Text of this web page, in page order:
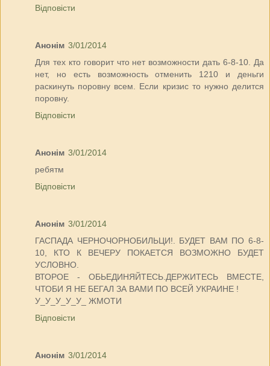
Відповісти
Анонім 3/01/2014
Для тех кто говорит что нет возможности дать 6-8-10. Да
нет, но есть возможность отменить 1210 и деньги
раскинуть поровну всем. Если кризис то нужно делится
поровну.
Відповісти
Анонім 3/01/2014
ребятм
Відповісти
Анонім 3/01/2014
ГАСПАДА ЧЕРНОЧОРНОБИЛЬЦИ!. БУДЕТ ВАМ ПО 6-8-
10, КТО К ВЕЧЕРУ ПОКАЕТСЯ ВОЗМОЖНО БУДЕТ
УСЛОВНО.
ВТОРОЕ - ОБЬЕДИНЯЙТЕСЬ.ДЕРЖИТЕСЬ ВМЕСТЕ,
ЧТОБИ Я НЕ БЕГАЛ ЗА ВАМИ ПО ВСЕЙ УКРАИНЕ !
У_У_У_У_У_ ЖМОТИ
Відповісти
Анонім 3/01/2014